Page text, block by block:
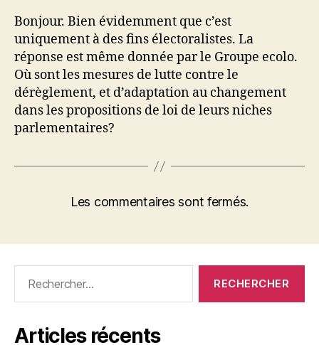
Bonjour. Bien évidemment que c’est
uniquement à des fins électoralistes. La
réponse est même donnée par le Groupe ecolo.
Où sont les mesures de lutte contre le
dérèglement, et d’adaptation au changement
dans les propositions de loi de leurs niches
parlementaires?
Les commentaires sont fermés.
Articles récents